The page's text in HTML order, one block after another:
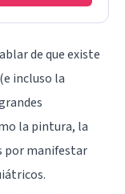
de que existe
incluso la
la pintura, la
por manifestar